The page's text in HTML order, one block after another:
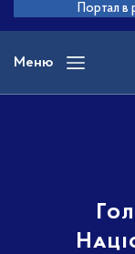
основного
вмісту
Портал в
Меню